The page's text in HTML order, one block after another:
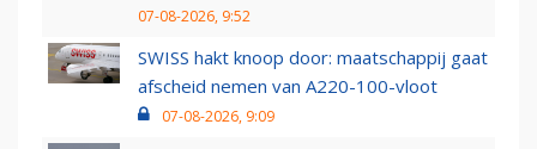
07-08-2026, 9:52
SWISS hakt knoop door: maatschappij gaat
afscheid nemen van A220-100-vloot
07-08-2026, 9:09